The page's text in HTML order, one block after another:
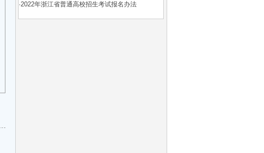
·2022年浙江省普通高校招生考试报名办法